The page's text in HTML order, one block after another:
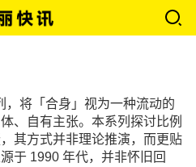
，将「合身」视为一种流动的
、自有主张。本系列探讨比例
其方式并非理论推演，而更贴
于 1990 年代，并非怀旧回